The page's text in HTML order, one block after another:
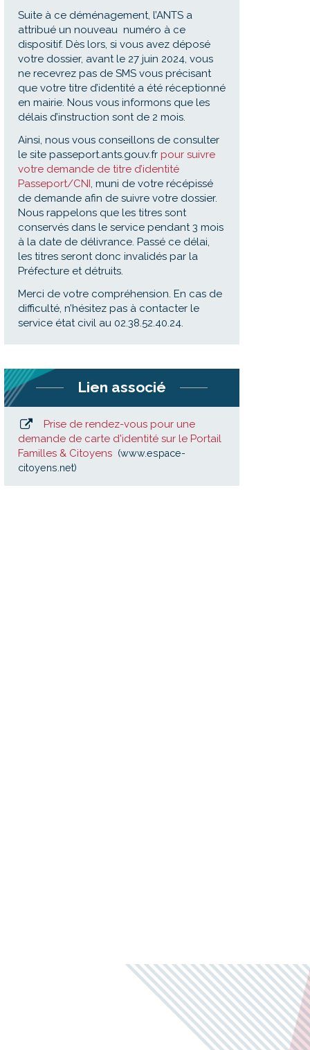
Suite à ce déménagement, l’ANTS a
attribué un nouveau numéro à ce
dispositif. Dès lors, si vous avez déposé
votre dossier, avant le 27 juin 2024, vous
ne recevrez pas de SMS vous précisant
que votre titre d’identité a été réceptionné
en mairie. Nous vous informons que les
délais d’instruction sont de 2 mois.
Ainsi, nous vous conseillons de consulter
le site passeport.ants.gouv.fr pour suivre
votre demande de titre d’identité
Passeport/CNI , muni de votre récépissé
de demande afin de suivre votre dossier.
Nous rappelons que les titres sont
conservés dans le service pendant 3 mois
à la date de délivrance. Passé ce délai,
les titres seront donc invalidés par la
Préfecture et détruits.
Merci de votre compréhension. En cas de
difficulté, n’hésitez pas à contacter le
service état civil au 02.38.52.40.24.
Lien associé
Prise de rendez-vous pour une
demande de carte d'identité sur le Portail
Familles & Citoyens
www.espace-
citoyens.net